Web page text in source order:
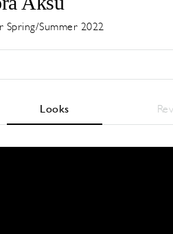
Spring/Summer 2022
Looks